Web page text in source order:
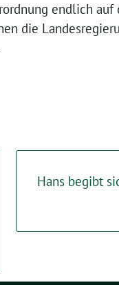
endlich auf
die
Hans begibt